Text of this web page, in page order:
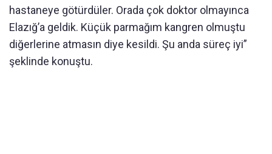
hastaneye götürdüler. Orada çok doktor olmayınca
Elazığ’a geldik. Küçük parmağım kangren olmuştu
diğerlerine atmasın diye kesildi. Şu anda süreç iyi”
şeklinde konuştu.